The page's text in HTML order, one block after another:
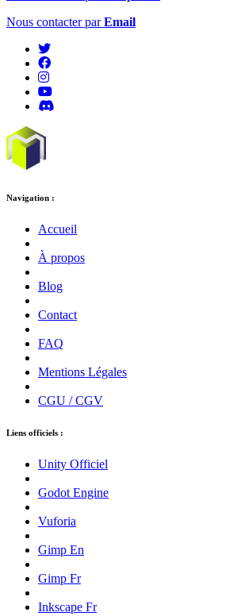
Nous contacter parEmail
Navigation :
Accueil
À propos
Blog
Contact
FAQ
Mentions Légales
CGU / CGV
Liens officiels :
Unity Officiel
Godot Engine
Vuforia
Gimp En
Gimp Fr
Inkscape Fr